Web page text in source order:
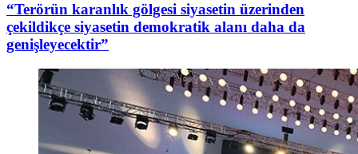
“Terörün karanlık gölgesi siyasetin üzerinden
çekildikçe siyasetin demokratik alanı daha da
genişleyecektir”